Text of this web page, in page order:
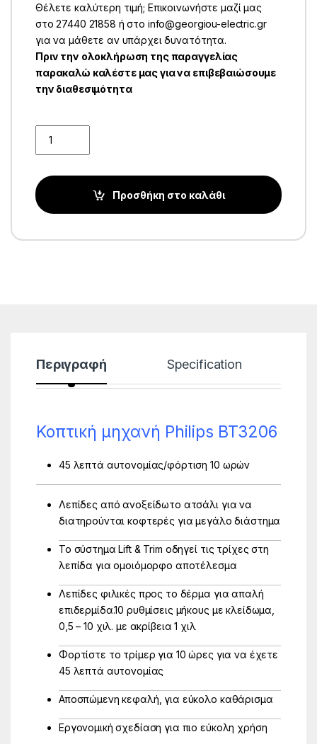
Θέλετε καλύτερη τιμή; Επικοινωνήστε μαζί μας
στο 27440 21858 ή στο info@georgiou-electric.gr
για να μάθετε αν υπάρχει δυνατότητα.
Πριν την ολοκλήρωση της παραγγελίας
παρακαλώ καλέστε μας για να επιβεβαιώσουμε
την διαθεσιμότητα
Προσθήκη στο καλάθι
Περιγραφή Specification
Κοπτική μηχανή Philips BT3206
45 λεπτά αυτονομίας/φόρτιση 10 ωρών
Λεπίδες από ανοξείδωτο ατσάλι για να
διατηρούνται κοφτερές για μεγάλο διάστημα
Το σύστημα Lift & Trim οδηγεί τις τρίχες στη
λεπίδα για ομοιόμορφο αποτέλεσμα
Λεπίδες φιλικές προς το δέρμα για απαλή
επιδερμίδα.10 ρυθμίσεις μήκους με κλείδωμα,
0,5 – 10 χιλ. με ακρίβεια 1 χιλ
Φορτίστε το τρίμερ για 10 ώρες για να έχετε
45 λεπτά αυτονομίας
Αποσπώμενη κεφαλή, για εύκολο καθάρισμα
Εργονομική σχεδίαση για πιο εύκολη χρήση